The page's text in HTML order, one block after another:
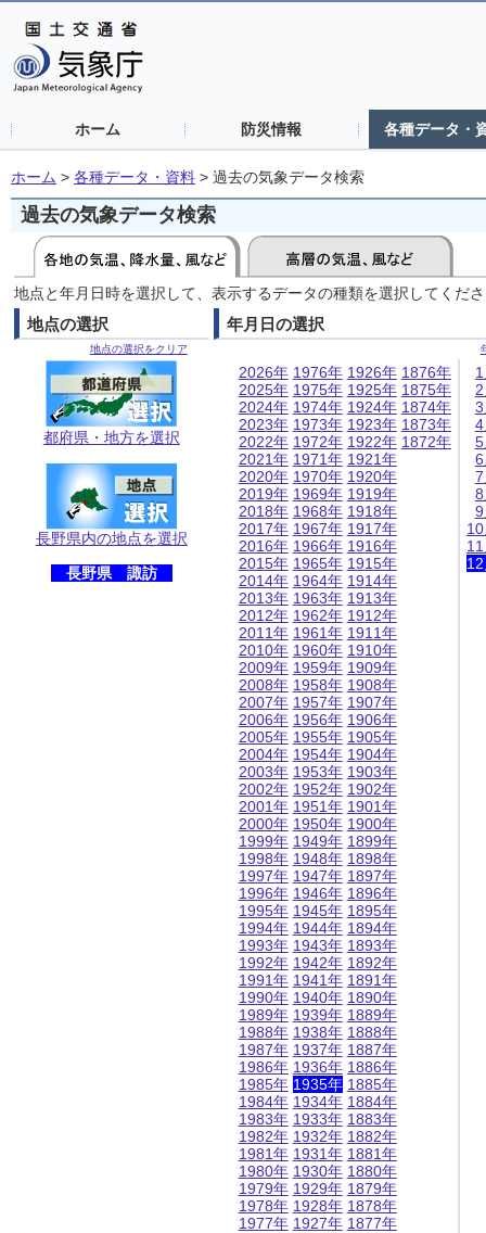
ホーム 防災情報 各種データ・
ホーム > 各種データ・資料 > 過去の気象データ検索
過去の気象データ検索
地点と年月日時を選択して、表示するデータの種類を選択してくだ
地点の選択
地点の選択をクリア
都府県・地方を選択
長野県内の地点を選択
長野県 諏訪
年月日の選択
2026年
2025年
2024年
2023年
2022年
2021年
2020年
2019年
2018年
2017年
2016年
2015年
2014年
2013年
2012年
2011年
2010年
2009年
2008年
2007年
2006年
2005年
2004年
2003年
2002年
2001年
2000年
1999年
1998年
1997年
1996年
1995年
1994年
1993年
1992年
1991年
1990年
1989年
1988年
1987年
1986年
1985年
1984年
1983年
1982年
1981年
1980年
1979年
1978年
1977年
1976年
1975年
1974年
1973年
1972年
1971年
1970年
1969年
1968年
1967年
1966年
1965年
1964年
1963年
1962年
1961年
1960年
1959年
1958年
1957年
1956年
1955年
1954年
1953年
1952年
1951年
1950年
1949年
1948年
1947年
1946年
1945年
1944年
1943年
1942年
1941年
1940年
1939年
1938年
1937年
1936年
1935年
1934年
1933年
1932年
1931年
1930年
1929年
1928年
1927年
1926年
1925年
1924年
1923年
1922年
1921年
1920年
1919年
1918年
1917年
1916年
1915年
1914年
1913年
1912年
1911年
1910年
1909年
1908年
1907年
1906年
1905年
1904年
1903年
1902年
1901年
1900年
1899年
1898年
1897年
1896年
1895年
1894年
1893年
1892年
1891年
1890年
1889年
1888年
1887年
1886年
1885年
1884年
1883年
1882年
1881年
1880年
1879年
1878年
1877年
1876年
1875年
1874年
1873年
1872年